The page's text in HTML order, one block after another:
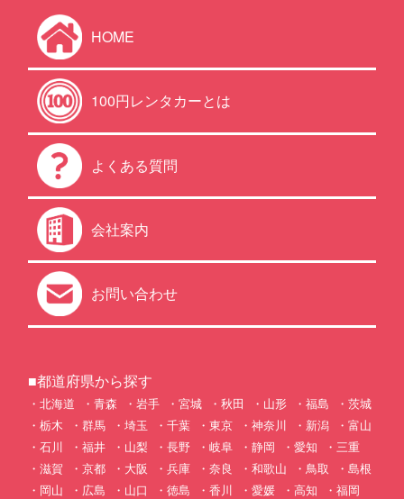
HOME
100円レンタカーとは
よくある質問
会社案内
お問い合わせ
■都道府県から探す
北海道 青森 岩手 宮城 秋田 山形 福島
茨城
栃木
群馬 埼玉 千葉 東京 神奈川 新潟
富山
石川
福井 山梨 長野 岐阜 静岡 愛知
三重
滋賀
京都 大阪 兵庫 奈良 和歌山 鳥取
島根
岡山
広島 山口 徳島 香川 愛媛 高知
福岡